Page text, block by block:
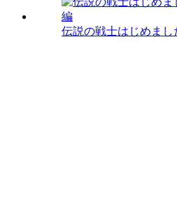
伝説の戦士はじめまし